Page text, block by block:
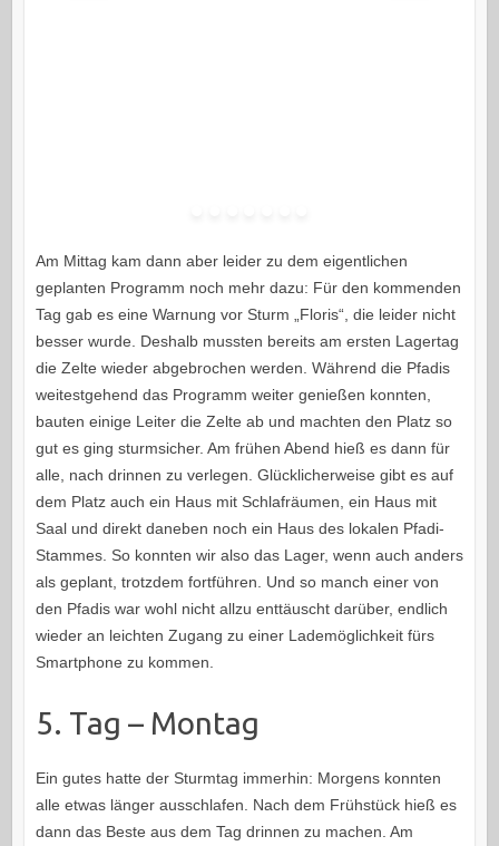
Am Mittag kam dann aber leider zu dem eigentlichen
geplanten Programm noch mehr dazu: Für den kommenden
Tag gab es eine Warnung vor Sturm „Floris“, die leider nicht
besser wurde. Deshalb mussten bereits am ersten Lagertag
die Zelte wieder abgebrochen werden. Während die Pfadis
weitestgehend das Programm weiter genießen konnten,
bauten einige Leiter die Zelte ab und machten den Platz so
gut es ging sturmsicher. Am frühen Abend hieß es dann für
alle, nach drinnen zu verlegen. Glücklicherweise gibt es auf
dem Platz auch ein Haus mit Schlafräumen, ein Haus mit
Saal und direkt daneben noch ein Haus des lokalen Pfadi-
Stammes. So konnten wir also das Lager, wenn auch anders
als geplant, trotzdem fortführen. Und so manch einer von
den Pfadis war wohl nicht allzu enttäuscht darüber, endlich
wieder an leichten Zugang zu einer Lademöglichkeit fürs
Smartphone zu kommen.
5. Tag – Montag
Ein gutes hatte der Sturmtag immerhin: Morgens konnten
alle etwas länger ausschlafen. Nach dem Frühstück hieß es
dann das Beste aus dem Tag drinnen zu machen. Am